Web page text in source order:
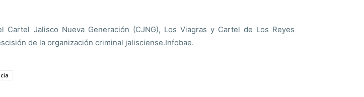
Jalisco Nueva Generación (CJNG), Los Viagras y Cartel de Los Reyes
de la organización criminal jalisciense.Infobae.